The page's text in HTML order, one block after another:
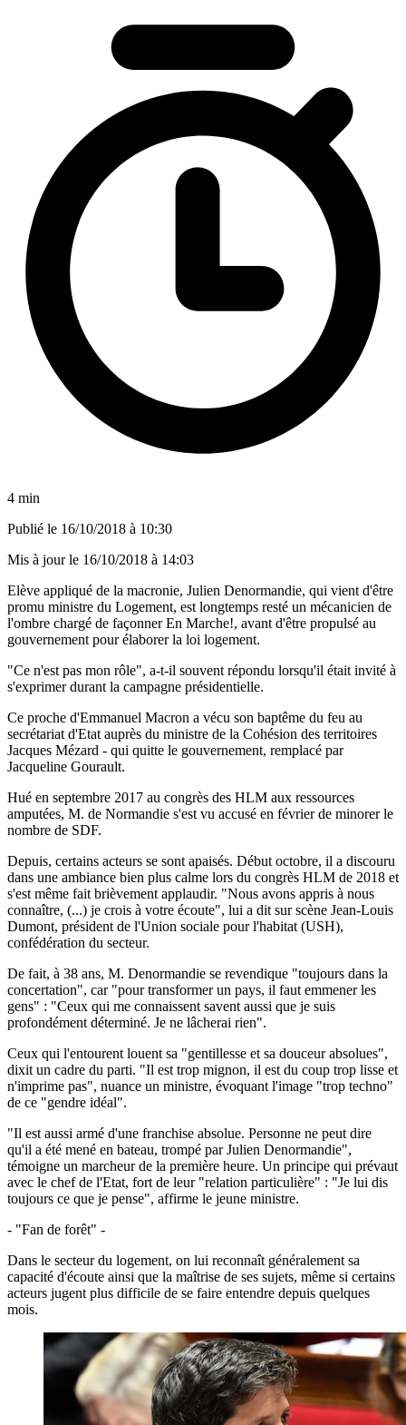
4 min
Publié le 16/10/2018 à 10:30
Mis à jour le 16/10/2018 à 14:03
Elève appliqué de la macronie, Julien Denormandie, qui vient d'être
promu ministre du Logement, est longtemps resté un mécanicien de
l'ombre chargé de façonner En Marche!, avant d'être propulsé au
gouvernement pour élaborer la loi logement.
"Ce n'est pas mon rôle", a-t-il souvent répondu lorsqu'il était invité à
s'exprimer durant la campagne présidentielle.
Ce proche d'Emmanuel Macron a vécu son baptême du feu au
secrétariat d'Etat auprès du ministre de la Cohésion des territoires
Jacques Mézard - qui quitte le gouvernement, remplacé par
Jacqueline Gourault.
Hué en septembre 2017 au congrès des HLM aux ressources
amputées, M. de Normandie s'est vu accusé en février de minorer le
nombre de SDF.
Depuis, certains acteurs se sont apaisés. Début octobre, il a discouru
dans une ambiance bien plus calme lors du congrès HLM de 2018 et
s'est même fait brièvement applaudir. "Nous avons appris à nous
connaître, (...) je crois à votre écoute", lui a dit sur scène Jean-Louis
Dumont, président de l'Union sociale pour l'habitat (USH),
confédération du secteur.
De fait, à 38 ans, M. Denormandie se revendique "toujours dans la
concertation", car "pour transformer un pays, il faut emmener les
gens" : "Ceux qui me connaissent savent aussi que je suis
profondément déterminé. Je ne lâcherai rien".
Ceux qui l'entourent louent sa "gentillesse et sa douceur absolues",
dixit un cadre du parti. "Il est trop mignon, il est du coup trop lisse et
n'imprime pas", nuance un ministre, évoquant l'image "trop techno"
de ce "gendre idéal".
"Il est aussi armé d'une franchise absolue. Personne ne peut dire
qu'il a été mené en bateau, trompé par Julien Denormandie",
témoigne un marcheur de la première heure. Un principe qui prévaut
avec le chef de l'Etat, fort de leur "relation particulière" : "Je lui dis
toujours ce que je pense", affirme le jeune ministre.
- "Fan de forêt" -
Dans le secteur du logement, on lui reconnaît généralement sa
capacité d'écoute ainsi que la maîtrise de ses sujets, même si certains
acteurs jugent plus difficile de se faire entendre depuis quelques
mois.